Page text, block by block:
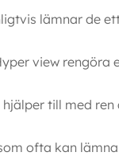
lämnar de
view
till med ren
ofta kan